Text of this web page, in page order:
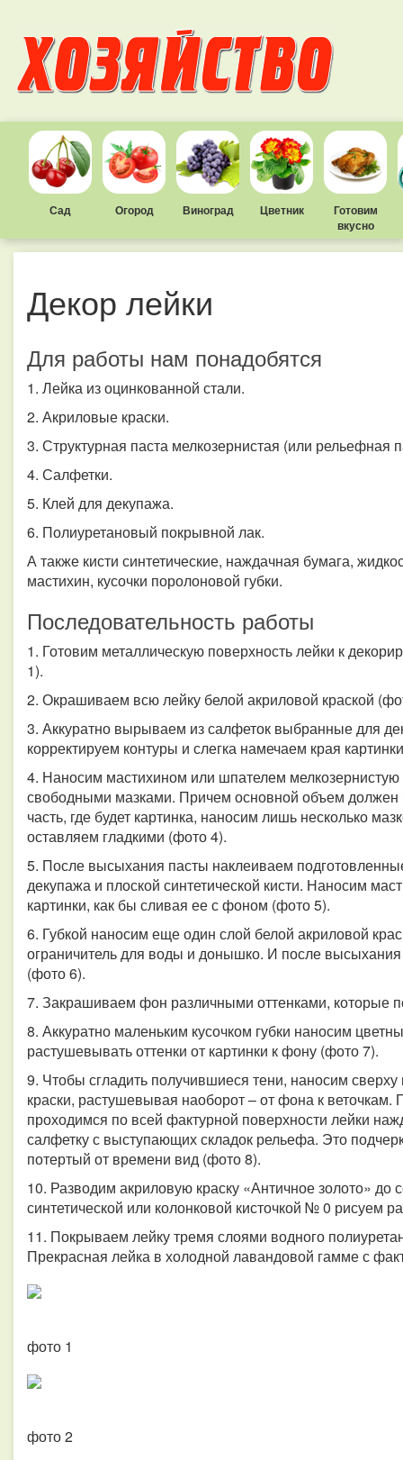
Сад Огород Виноград Цветник
Готовим
вкусно
Декор лейки
Для работы нам понадобятся
1. Лейка из оцинкованной стали.
2. Акриловые краски.
3. Структурная паста мелкозернистая (или рельефная
4. Салфетки.
5. Клей для декупажа.
6. Полиуретановый покрывной лак.
А также кисти синтетические, наждачная бумага,
мастихин, кусочки поролоновой губки.
Последовательность работы
1. Готовим металлическую поверхность лейки к
1).
2. Окрашиваем всю лейку белой акриловой краской
3. Аккуратно вырываем из салфеток выбранные для
корректируем контуры и слегка намечаем края
4. Наносим мастихином или шпателем мелкозернистую
свободными мазками. Причем основной объем должен
часть, где будет картинка, наносим лишь несколько
оставляем гладкими (фото 4).
5. После высыхания пасты наклеиваем
декупажа и плоской синтетической кисти. Наносим
картинки, как бы сливая ее с фоном (фото 5).
6. Губкой наносим еще один слой белой акриловой
ограничитель для воды и донышко. И после
(фото 6).
7. Закрашиваем фон различными оттенками, которые
8. Аккуратно маленьким кусочком губки наносим
растушевывать оттенки от картинки к фону (фото 7).
9. Чтобы сгладить получившиеся тени, наносим
краски, растушевывая наоборот – от фона к веточкам.
проходимся по всей фактурной поверхности лейки
салфетку с выступающих складок рельефа. Это
потертый от времени вид (фото 8).
10. Разводим акриловую краску «Античное золото» до
синтетической или колонковой кисточкой № 0 рисуем
11. Покрываем лейку тремя слоями водного
Прекрасная лейка в холодной лавандовой гамме с
фото 1
фото 2